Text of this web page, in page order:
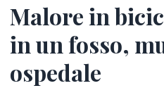
Malore in
in un fosso,
ospedale